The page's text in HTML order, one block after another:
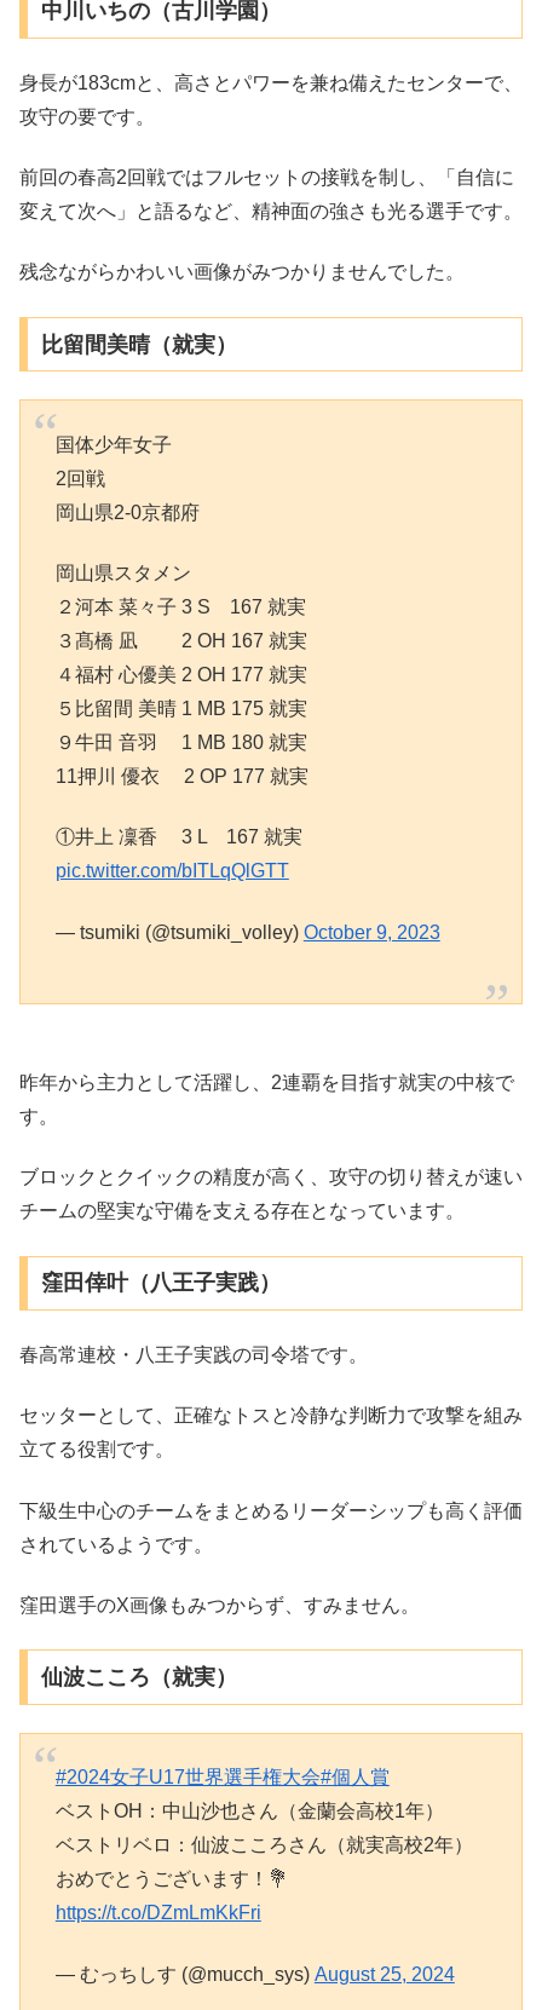
中川いちの（古川学園）
身長が183cmと、高さとパワーを兼ね備えたセンターで、
攻守の要です。
前回の春高2回戦ではフルセットの接戦を制し、「自信に
変えて次へ」と語るなど、精神面の強さも光る選手です。
残念ながらかわいい画像がみつかりませんでした。
比留間美晴（就実）
国体少年女子
2回戦
岡山県2-0京都府
岡山県スタメン
２河本 菜々子 3 S 167 就実
３髙橋 凪 2 OH 167 就実
４福村 心優美 2 OH 177 就実
５比留間 美晴 1 MB 175 就実
９牛田 音羽 1 MB 180 就実
11押川 優衣 2 OP 177 就実
①井上 凜香 3 L 167 就実
pic.twitter.com/bITLqQlGTT
— tsumiki (@tsumiki_volley) October 9, 2023
昨年から主力として活躍し、2連覇を目指す就実の中核で
す。
ブロックとクイックの精度が高く、攻守の切り替えが速い
チームの堅実な守備を支える存在となっています。
窪田倖叶（八王子実践）
春高常連校・八王子実践の司令塔です。
セッターとして、正確なトスと冷静な判断力で攻撃を組み
立てる役割です。
下級生中心のチームをまとめるリーダーシップも高く評価
されているようです。
窪田選手のX画像もみつからず、すみません。
仙波こころ（就実）
#2024女子U17世界選手権大会#個人賞
ベストOH：中山沙也さん（金蘭会高校1年）
ベストリベロ：仙波こころさん（就実高校2年）
おめでとうございます！💐
https://t.co/DZmLmKkFri
— むっちしす (@mucch_sys) August 25, 2024